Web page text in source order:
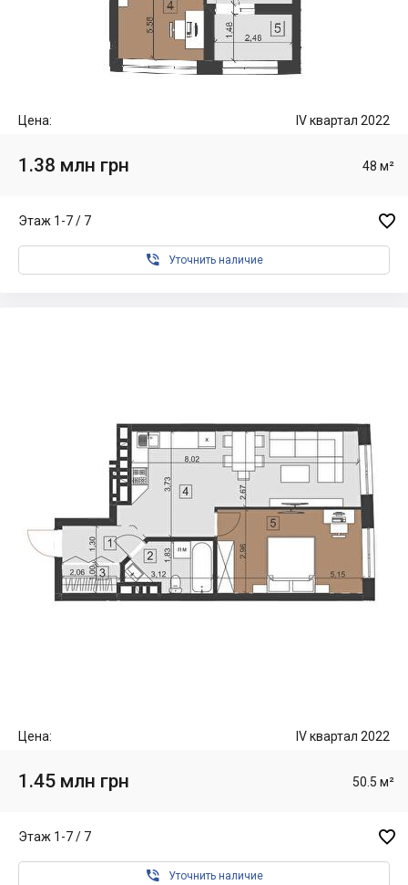
Цена: IV квартал 2022
1.38 млн грн 48 м²
Этаж 1-7 / 7 
 Уточнить наличие
Цена: IV квартал 2022
1.45 млн грн 50.5 м²
Этаж 1-7 / 7 
 Уточнить наличие